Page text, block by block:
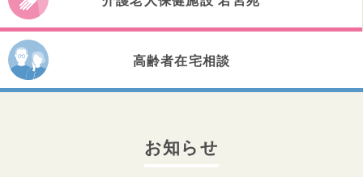
小児科
入院のお手続き
お見舞い・ご面会
介護老人保健施設 若宮苑
通所リハビリテーション
高齢者在宅相談
居宅介護支援事業所お知らせ